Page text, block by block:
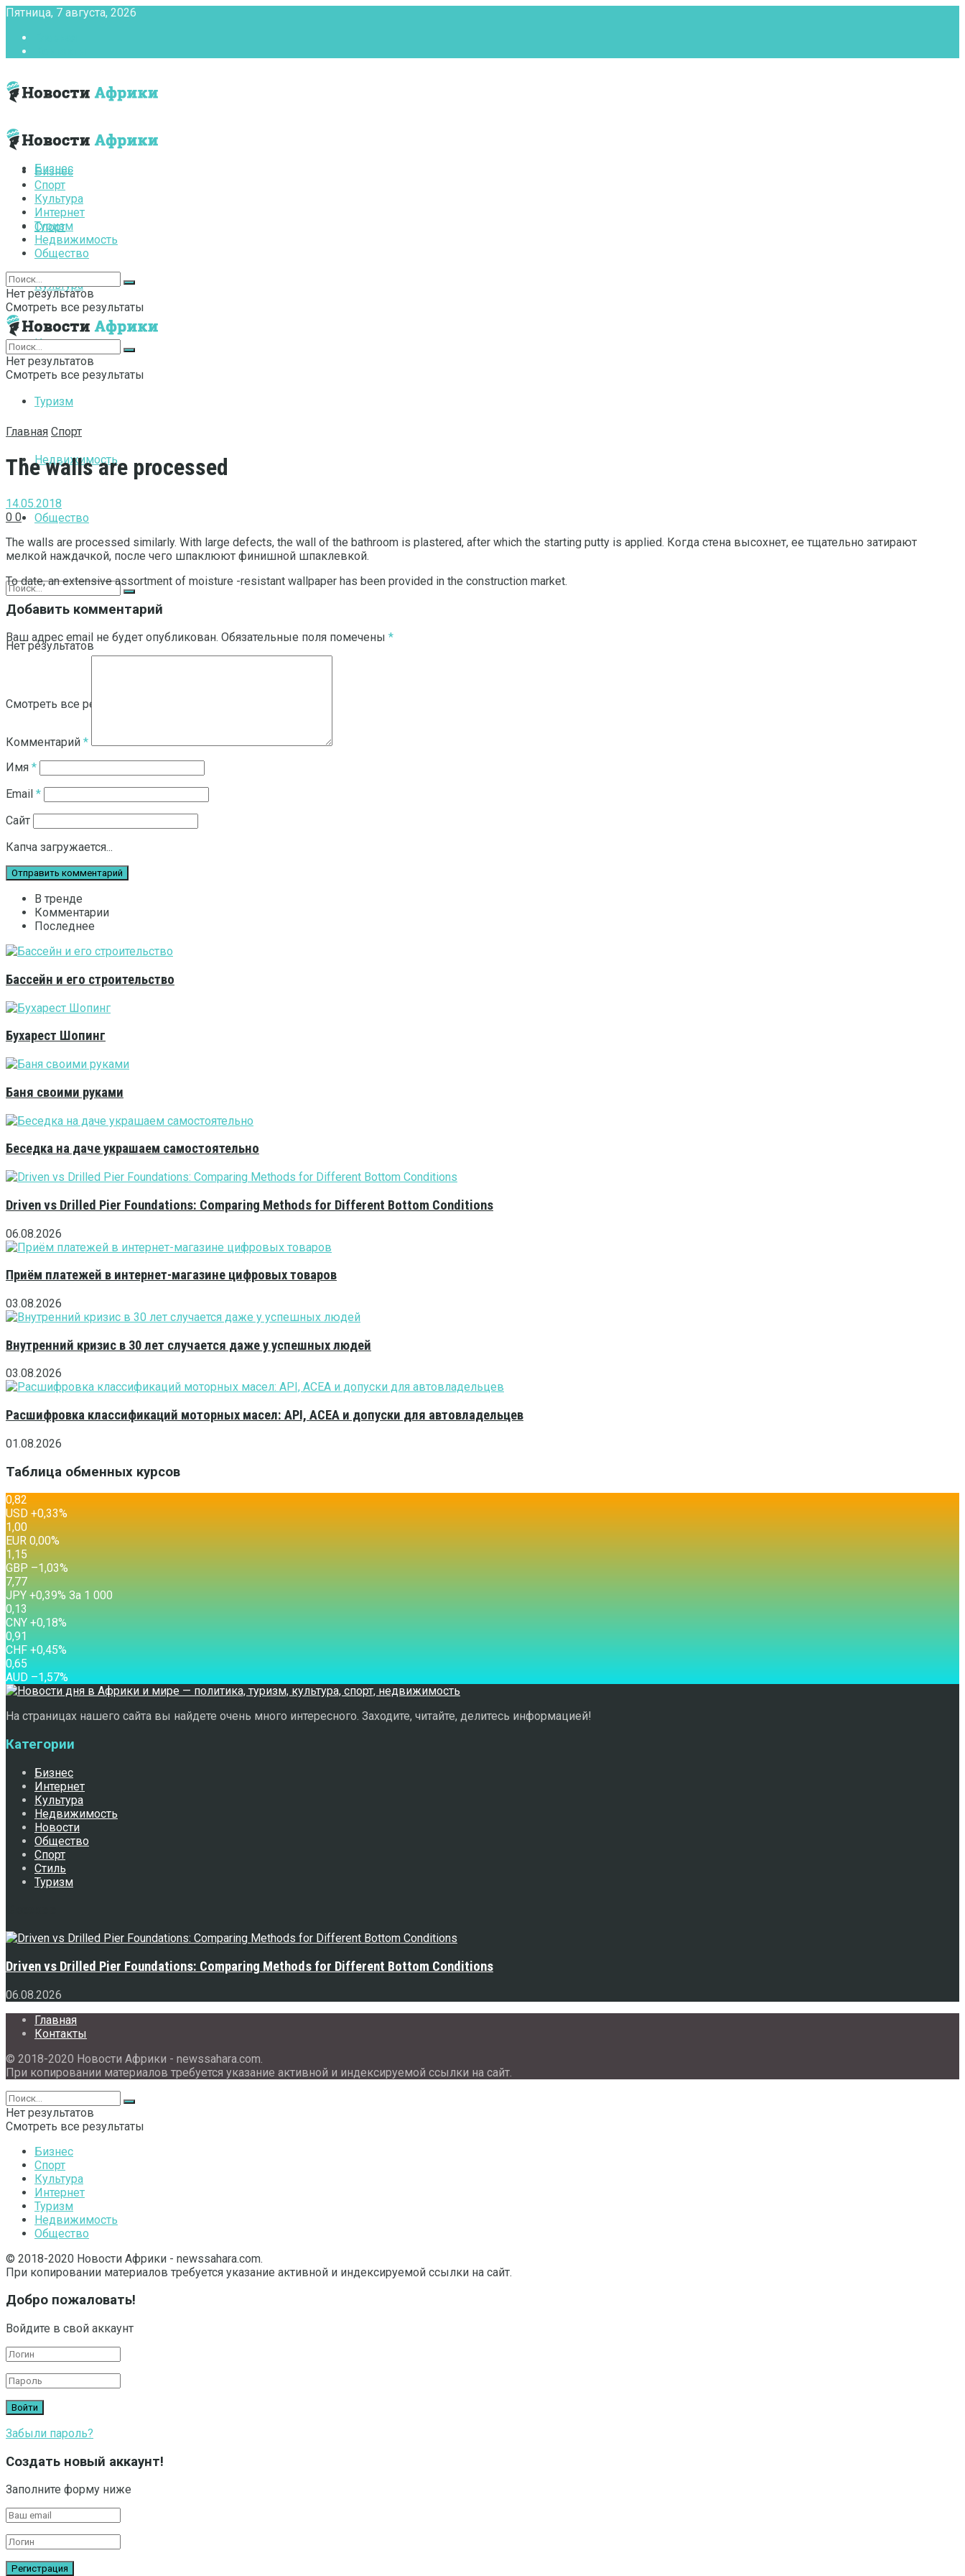
Пятница, 7 августа, 2026
Бизнес
Спорт
Культура
Интернет
Туризм
Недвижимость
Общество
Нет результатов
Смотреть все результаты
Бизнес
Спорт
Культура
Интернет
Туризм
Недвижимость
Общество
Нет результатов
Смотреть все результаты
Нет результатов
Смотреть все результаты
Главная Спорт
The walls are processed
14.05.2018
0 0
The walls are processed similarly. With large defects, the wall of the bathroom is plastered, after which the starting putty is applied. Когда стена высохнет, ее тщательно затирают
мелкой наждачкой, после чего шпаклюют финишной шпаклевкой.
To date, an extensive assortment of moisture -resistant wallpaper has been provided in the construction market.
Добавить комментарий
Ваш адрес email не будет опубликован. Обязательные поля помечены *
Комментарий *
Имя *
Email *
Сайт
Капча загружается...
В тренде
Комментарии
Последнее
Бассейн и его строительство
Бухарест Шопинг
Баня своими руками
Беседка на даче украшаем самостоятельно
Driven vs Drilled Pier Foundations: Comparing Methods for Different Bottom Conditions
06.08.2026
Приём платежей в интернет-магазине цифровых товаров
03.08.2026
Внутренний кризис в 30 лет случается даже у успешных людей
03.08.2026
Расшифровка классификаций моторных масел: API, ACEA и допуски для автовладельцев
01.08.2026
Таблица обменных курсов
0,82
USD +0,33%
1,00
EUR 0,00%
1,15
GBP –1,03%
7,77
JPY +0,39% За 1 000
0,13
CNY +0,18%
0,91
CHF +0,45%
0,65
AUD –1,57%
На страницах нашего сайта вы найдете очень много интересного. Заходите, читайте, делитесь информацией!
Категории
Бизнес
Интернет
Культура
Недвижимость
Новости
Общество
Спорт
Стиль
Туризм
Driven vs Drilled Pier Foundations: Comparing Methods for Different Bottom Conditions
06.08.2026
Главная
Контакты
© 2018-2020 Новости Африки - newssahara.com.
При копировании материалов требуется указание активной и индексируемой ссылки на сайт.
Нет результатов
Смотреть все результаты
Бизнес
Спорт
Культура
Интернет
Туризм
Недвижимость
Общество
© 2018-2020 Новости Африки - newssahara.com.
При копировании материалов требуется указание активной и индексируемой ссылки на сайт.
Добро пожаловать!
Войдите в свой аккаунт
Забыли пароль?
Создать новый аккаунт!
Заполните форму ниже